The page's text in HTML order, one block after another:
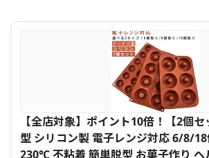
【全店対象】ポイント10倍！【2個
型 シリコン製 電子レンジ対応 6/8/
230℃ 不粘着 簡単脱型 お菓子作り ヘ